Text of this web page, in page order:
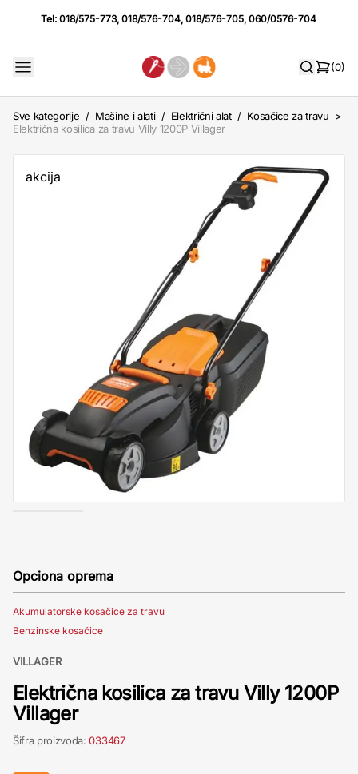
Tel:018/575-773,018/576-704,018/576-705,060/0576-704
(0)
Sve kategorije / Mašine i alati / Električni alat / Kosačice za travu >
Električna kosilica za travu Villy 1200P Villager
akcija
Opciona oprema
Akumulatorske kosačice za travu
Benzinske kosačice
VILLAGER
Električna kosilica za travu Villy 1200P
Villager
Šifra proizvoda:033467